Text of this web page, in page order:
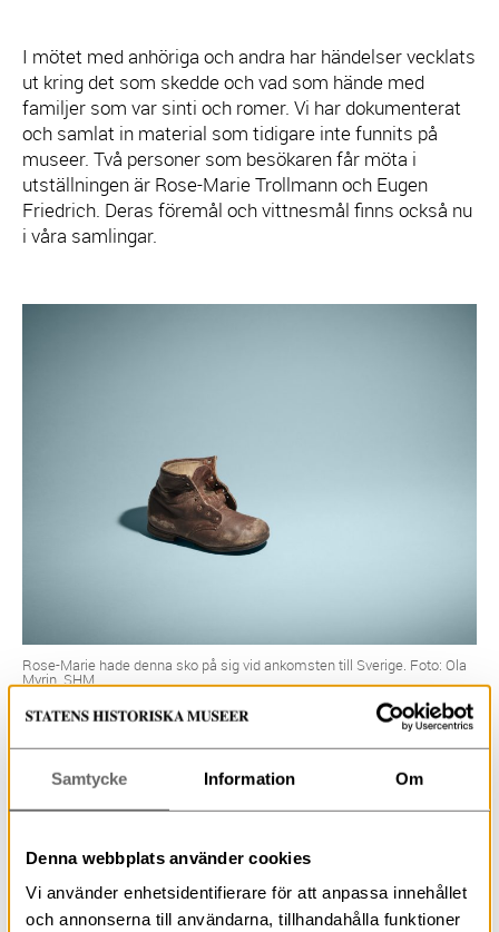
Samtycke Information Om
Denna webbplats använder cookies
Vi använder enhetsidentifierare för att anpassa innehållet
och annonserna till användarna, tillhandahålla funktioner
I mötet med anhöriga och andra har händelser vecklats
ut kring det som skedde och vad som hände med
familjer som var sinti och romer. Vi har dokumenterat
och samlat in material som tidigare inte funnits på
museer. Två personer som besökaren får möta i
utställningen är Rose-Marie Trollmann och Eugen
Friedrich. Deras föremål och vittnesmål finns också nu
i våra samlingar.
Rose-Marie hade denna sko på sig vid ankomsten till Sverige. Foto: Ola
Myrin. SHM
I intervjun som genomfördes med Rose-Marie så dyker
minnet upp från att hon hade kvar en sko som hon hade
på sig när de anlände till Sverige med sin mamma
räddningsaktionen Vita båtarna. Hon minns hur
spikarna skavde i skon och under arbetet med
utställningen så beslutar sig Rose-Marie att skänka